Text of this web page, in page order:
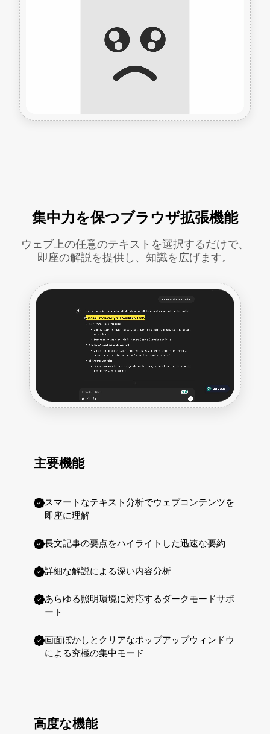
集中力を保つブラウザ拡張機能
ウェブ上の任意のテキストを選択するだけで、
即座の解説を提供し、知識を広げます。
主要機能
スマートなテキスト分析でウェブコンテンツを
即座に理解
長文記事の要点をハイライトした迅速な要約
詳細な解説による深い内容分析
あらゆる照明環境に対応するダークモードサポ
ート
画面ぼかしとクリアなポップアップウィンドウ
による究極の集中モード
高度な機能